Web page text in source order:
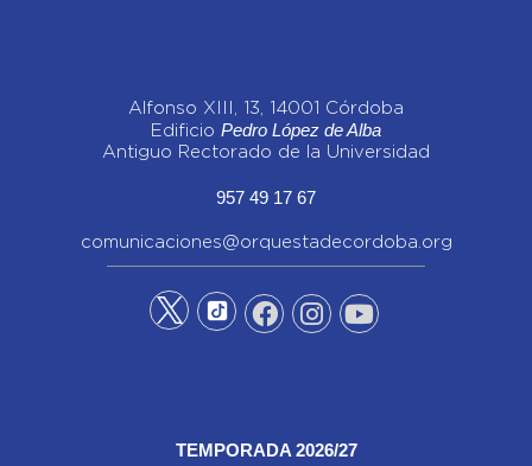
Alfonso XIII, 13, 14001 Córdoba
Edificio Pedro López de Alba
Antiguo Rectorado de la Universidad
957 49 17 67
comunicaciones@orquestadecordoba.org
TEMPORADA 2026/27